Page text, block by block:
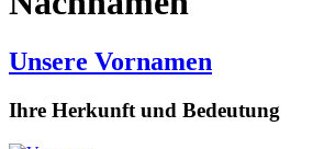
Unsere Vornamen
Ihre Herkunft und Bedeutung